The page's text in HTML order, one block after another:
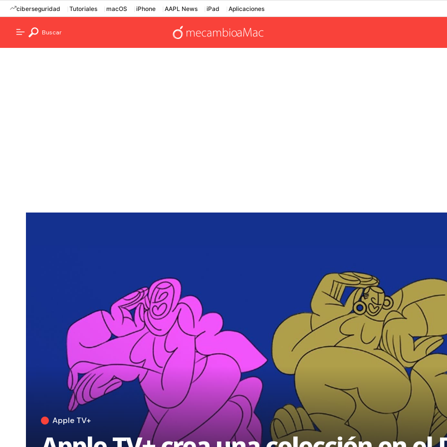
ciberseguridad Tutoriales macOS iPhone AAPL News iPad Aplicaciones
Buscar
Apple TV+